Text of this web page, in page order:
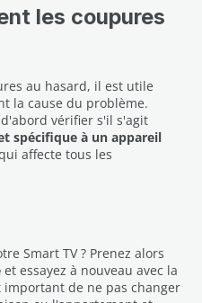
les coupures
au hasard, il est utile
la cause du problème.
vérifier s'il s'agit
spécifique à un appareil
affecte tous les
Smart TV ? Prenez alors
et essayez à nouveau avec la
de ne pas changer